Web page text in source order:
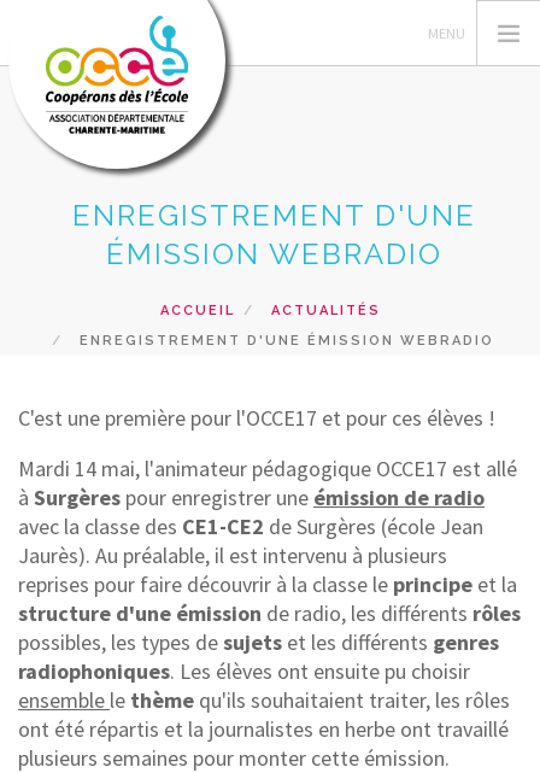
L'OCCE, C'EST QUOI ?
GÉRER SA COOPERATIVE
CONTACT
ENREGISTREMENT D'UNE
ÉMISSION WEBRADIO
ACCUEIL
ACTUALITÉS
ENREGISTREMENT D'UNE ÉMISSION WEBRADIO
C'est une première pour l'OCCE17 et pour ces élèves !
Mardi 14 mai, l'animateur pédagogique OCCE17 est allé
à Surgères pour enregistrer une émission de radio
avec la classe des CE1-CE2 de Surgères (école Jean
Jaurès). Au préalable, il est intervenu à plusieurs
reprises pour faire découvrir à la classe le principe et la
structure d'une émission de radio, les différents rôles
possibles, les types desujets et les différents genres
radiophoniques. Les élèves ont ensuite pu choisir
ensemble le thème qu'ils souhaitaient traiter, les rôles
ont été répartis et la journalistes en herbe ont travaillé
plusieurs semaines pour monter cette émission.